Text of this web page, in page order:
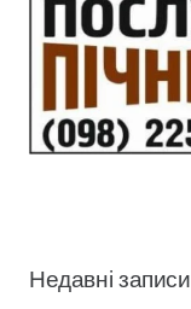
Недавні записи